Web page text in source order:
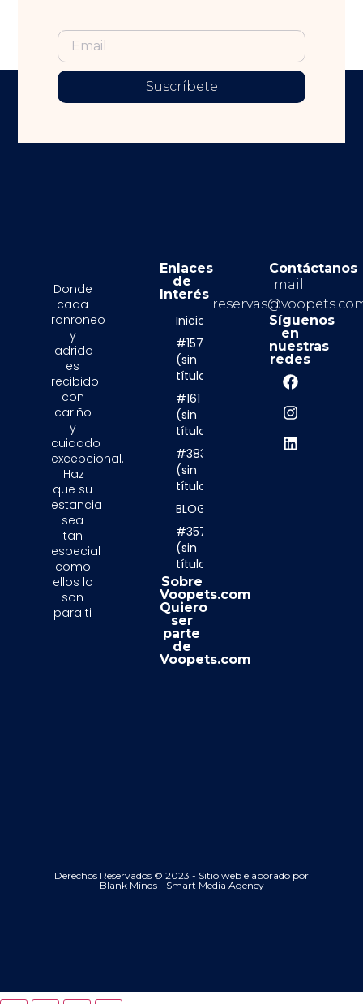
Suscríbete
Donde
cada
ronroneo
y
ladrido
es
recibido
con
cariño
y
cuidado
excepcional.
¡Haz
que su
estancia
sea
tan
especial
como
ellos lo
son
para ti
Enlaces
de
Interés
Inicio
#157
(sin
título)
#161
(sin
título)
#3839
(sin
título)
BLOG
#357
(sin
título)
Sobre
Voopets.com
Quiero
ser
parte
de
Voopets.com
Contáctanos
mail:
Síguenos
en
nuestras
redes
Derechos Reservados © 2023 - Sitio web elaborado por
Blank Minds - Smart Media Agency